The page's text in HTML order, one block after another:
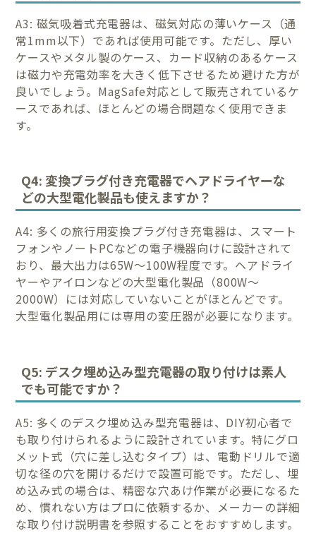
A3: 磁気吸着式充電器は、磁気対応の薄いケース（通
常1mm以下）であれば使用可能です。ただし、厚い
ケースやメタル製のケース、カード収納のあるケース
は磁力や充電効率を大きく低下させるため避けた方が
良いでしょう。MagSafe対応として販売されているケ
ースであれば、ほとんどの場合問題なく使用できま
す。
Q4: 変換プラグ付き充電器でヘアドライヤーな
どの大型電化製品も使えますか？
A4: 多くの旅行用変換プラグ付き充電器は、スマート
フォンやノートPCなどの電子機器向けに設計されて
おり、最大出力は65W〜100W程度です。ヘアドライ
ヤーやアイロンなどの大型電化製品（800W〜
2000W）には対応していないことがほとんどです。
大型電化製品用には専用の変圧器が必要になります。
Q5: デスク埋め込み型充電器の取り付けは素人
でも可能ですか？
A5: 多くのデスク埋め込み型充電器は、DIY初心者で
も取り付けられるように設計されています。特にグロ
メット式（穴に差し込むタイプ）は、電動ドリルで適
切な径の穴を開けるだけで設置可能です。ただし、埋
め込み式の場合は、精密な穴あけ作業が必要になるた
め、慣れない方はプロに依頼するか、メーカーの詳細
な取り付け説明書を参照することをおすすめします。